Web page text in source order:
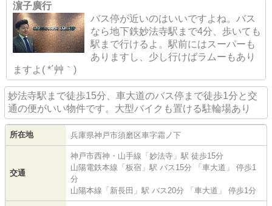
濵子廣行
バス停が近いのはいいですよね。バス
なら地下鉄妙法寺駅まで4分、歩いても
駅まで行けるよ。駅前にはスーパーも
ありますし、少し行けばラムーもあり
ますよ( *´艸｀)
妙法寺駅まで徒歩15分、車大道のバス停まで徒歩1分と交
通の便がいい物件です。大型バイクも置ける駐輪場あり
所在地 兵庫県神戸市須磨区車字霜ノ下
交通
神戸市西神・山手線 「 妙法寺 」駅 徒歩15分
山陽電鉄本線 「 板宿 」駅 バス15分 「車大道」 停歩1
分
山陽本線 「 新長田 」駅 バス20分 「車大道」 停歩1分